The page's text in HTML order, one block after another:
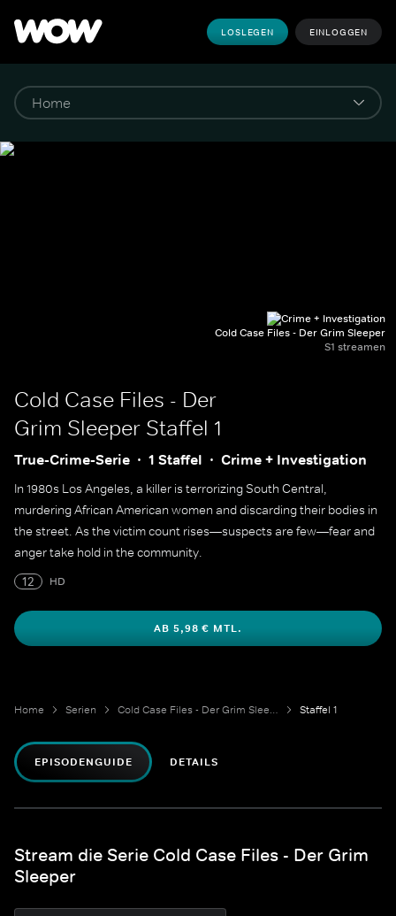
LOSLEGEN EINLOGGEN
Cold Case Files - Der Grim Sleeper
S1 streamen
Cold Case Files - Der
Grim Sleeper Staffel 1
True-Crime-Serie 1 Staffel Crime + Investigation
In 1980s Los Angeles, a killer is terrorizing South Central,
murdering African American women and discarding their bodies in
the street. As the victim count rises—suspects are few—fear and
anger take hold in the community.
12
HD
AB 5,98 € MTL.
Home Serien Cold Case Files - Der Grim Sleeper Staffel 1
EPISODENGUIDE DETAILS
Stream die Serie Cold Case Files - Der Grim
Sleeper